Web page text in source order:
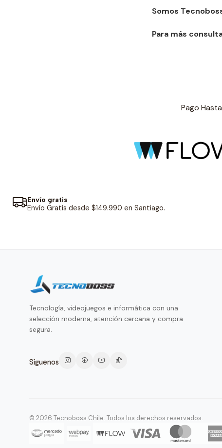
Somos
Para más
Pago
Envío gratis
Envío Gratis desde $149.990 en Santiago.
Tecnología, videojuegos e informática con una
selección moderna, atención cercana y compra
segura.
Síguenos
© 2026 Tecnoboss Chile. Todos los derechos reservados.